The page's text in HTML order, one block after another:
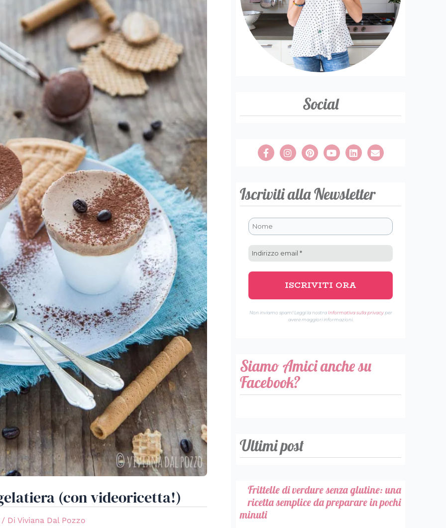
(con videoricetta!)
/ Di Viviana Dal Pozzo
Social
Iscriviti alla Newsletter
Non inviamo spam! Leggi la nostraInformativa sulla privacyper
avere maggiori informazioni.
Siamo Amici anche su
Facebook?
Ultimi post
Frittelle di verdure senza glutine: una
ricetta semplice da preparare in pochi
minuti